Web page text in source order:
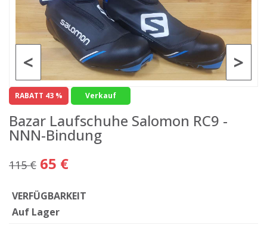
>
<
RABATT 43 % Verkauf
Bazar Laufschuhe Salomon RC9 -
NNN-Bindung
115 € 65 €
VERFÜGBARKEIT
Auf Lager